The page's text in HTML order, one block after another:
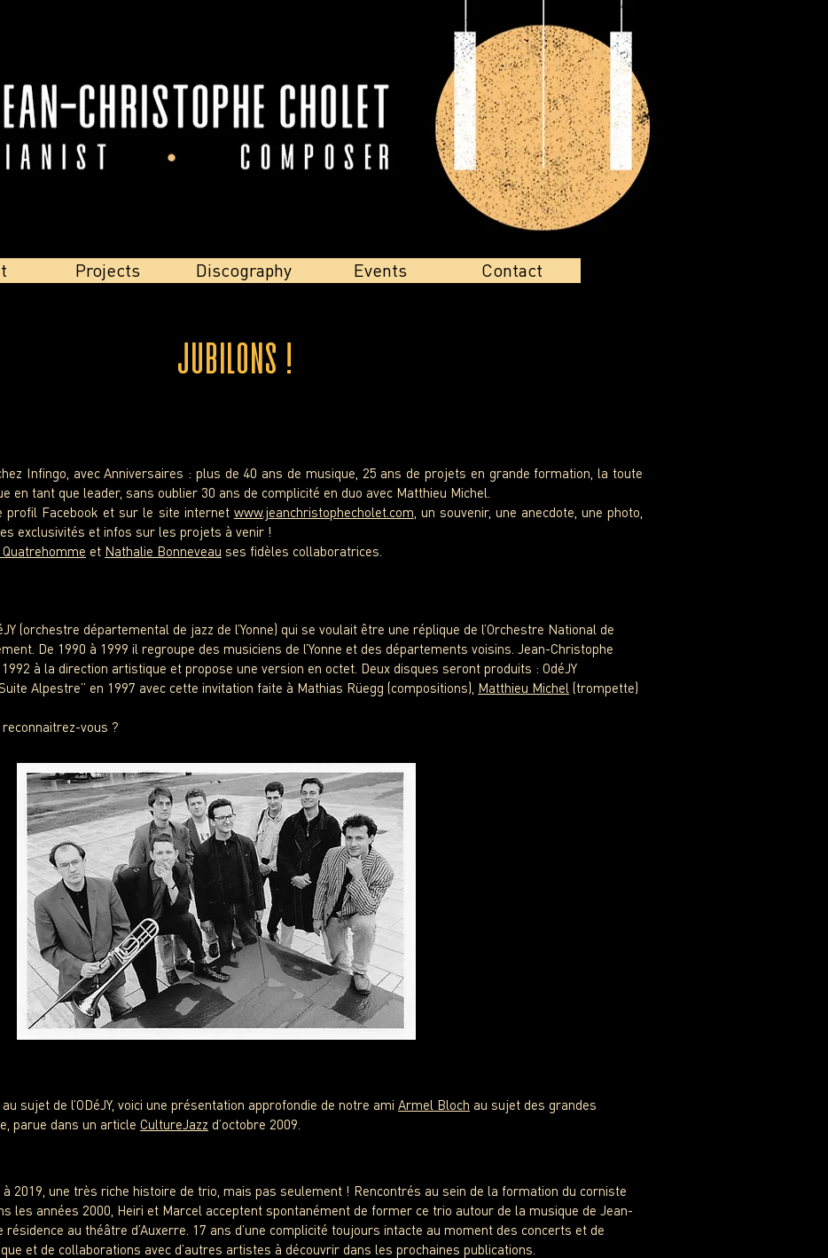
Jubilons !
Infingo, avec Anniversaires : plus de 40 ans de musique, 25 ans de projets en grande formation, la toute
en tant que leader, sans oublier 30 ans de complicité en duo avec Matthieu Michel.
profil Facebook et sur le site internet www.jeanchristophecholet.com , un souvenir, une anecdote, une photo,
exclusivités et infos sur les projets à venir !
et Nathalie Bonneveau ses fidèles collaboratrices.
(orchestre départemental de jazz de l’Yonne) qui se voulait être une réplique de l’Orchestre National de
De 1990 à 1999 il regroupe des musiciens de l’Yonne et des départements voisins. Jean-Christophe
à la direction artistique et propose une version en octet. Deux disques seront produits : OdéJY
Alpestre” en 1997 avec cette invitation faite à Mathias Rüegg (compositions), Matthieu Michel (trompette)
vous ?
sujet de l’ODéJY, voici une présentation approfondie de notre ami Armel Bloch au sujet des grandes
parue dans un article CultureJazz d’octobre 2009.
à 2019, une très riche histoire de trio, mais pas seulement ! Rencontrés au sein de la formation du corniste
les années 2000, Heiri et Marcel acceptent spontanément de former ce trio autour de la musique de Jean-
résidence au théâtre d’Auxerre. 17 ans d’une complicité toujours intacte au moment des concerts et de
et de collaborations avec d’autres artistes à découvrir dans les prochaines publications.
Contact
Events
Discography
Projects